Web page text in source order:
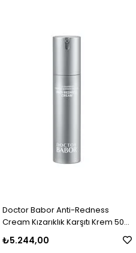
Doctor Babor Anti-Redness
Cream Kızarıklık Karşıtı Krem 50
ml
₺5.244,00